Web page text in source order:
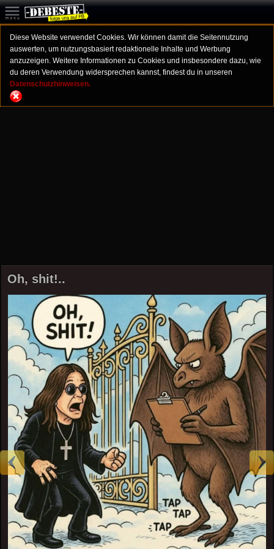
Diese Website verwendet Cookies. Wir können damit die Seitennutzung
auswerten, um nutzungsbasiert redaktionelle Inhalte und Werbung
anzuzeigen. Weitere Informationen zu Cookies und insbesondere dazu, wie
du deren Verwendung widersprechen kannst, findest du in unseren
Datenschutzhinweisen.
Oh, shit!..